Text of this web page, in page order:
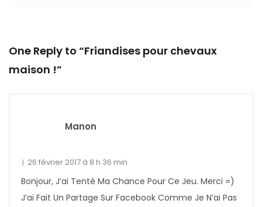
One Reply to “Friandises pour chevaux
maison !”
Manon
26 février 2017 à 8 h 36 min
Bonjour, J’ai Tenté Ma Chance Pour Ce Jeu. Merci =)
J’ai Fait Un Partage Sur Facebook Comme Je N’ai Pas